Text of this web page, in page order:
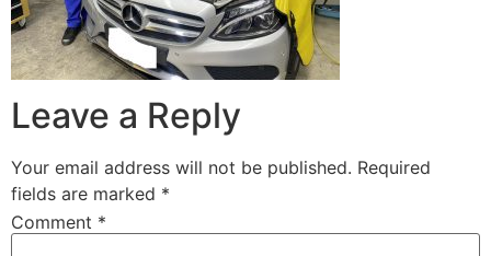
Leave a Reply
Your email address will not be published. Required
fields are marked *
Comment *